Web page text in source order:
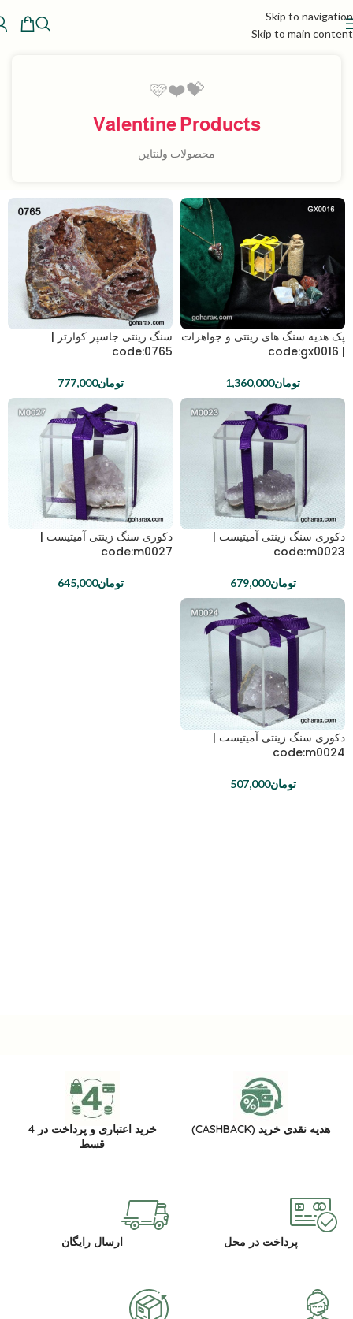
Skip to navigation
Skip to main content
💝❤️🩷
Valentine Products
محصولات ولنتاین
پک هدیه سنگ های زینتی و جواهرات
| code:gx0016
تومان1,360,000
سنگ زینتی جاسپر کوارتز |
code:0765
تومان777,000
دکوری سنگ زینتی آمیتیست |
code:m0023
تومان679,000
دکوری سنگ زینتی آمیتیست |
code:m0027
تومان645,000
دکوری سنگ زینتی آمیتیست |
code:m0024
تومان507,000
هدیه نقدی خرید (CASHBACK)
خرید اعتباری و پرداخت در 4
قسط
پرداخت در محل ارسال رایگان